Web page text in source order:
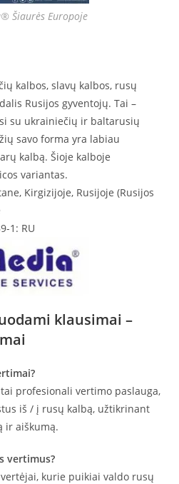
Šiaurės Europoje
kalbos, slavų kalbos, rusų
Rusijos gyventojų. Tai –
su ukrainiečių ir baltarusių
savo forma yra labiau
kalbą. Šioje kalboje
variantas.
Kirgizijoje, Rusijoje (Rusijos
1: RU
klausimai –
profesionali vertimo paslauga,
iš / į rusų kalbą, užtikrinant
ir aiškumą.
vertimus?
kurie puikiai valdo rusų